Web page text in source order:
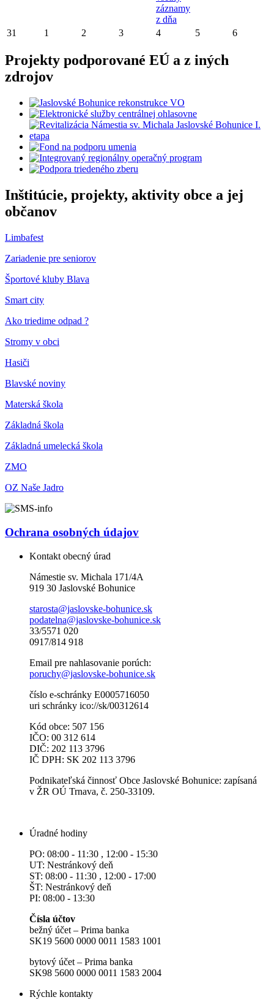
záznamy
z dňa
31 1 2 3 4 5 6
Projekty podporované EÚ a z iných
zdrojov
Inštitúcie, projekty, aktivity obce a jej
občanov
Limbafest
Zariadenie pre seniorov
Športové kluby Blava
Smart city
Ako triedime odpad ?
Stromy v obci
Hasiči
Blavské noviny
Materská škola
Základná škola
Základná umelecká škola
ZMO
OZ Naše Jadro
Ochrana osobných údajov
Kontakt obecný úrad
Námestie sv. Michala 171/4A
919 30 Jaslovské Bohunice
starosta@jaslovske-bohunice.sk
podatelna@jaslovske-bohunice.sk
33/5571 020
0917/814 918
Email pre nahlasovanie porúch:
poruchy@jaslovske-bohunice.sk
číslo e-schránky E0005716050
uri schránky ico://sk/00312614
Kód obce: 507 156
IČO: 00 312 614
DIČ: 202 113 3796
IČ DPH: SK 202 113 3796
Podnikateľská činnosť Obce Jaslovské Bohunice: zapísaná
v ŽR OÚ Trnava, č. 250-33109.
Úradné hodiny
PO: 08:00 - 11:30 , 12:00 - 15:30
UT: Nestránkový deň
ST: 08:00 - 11:30 , 12:00 - 17:00
ŠT: Nestránkový deň
PI: 08:00 - 13:30
Čísla účtov
bežný účet – Prima banka
SK19 5600 0000 0011 1583 1001
bytový účet – Prima banka
SK98 5600 0000 0011 1583 2004
Rýchle kontakty